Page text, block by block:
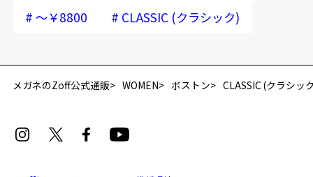
# ～￥8800 # CLASSIC (クラシック)
メガネのZoff公式通販 WOMEN ボストン CLASSIC (クラシッ